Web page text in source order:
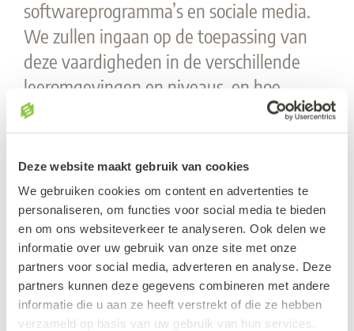
Deze website maakt gebruik van cookies
We gebruiken cookies om content en advertenties te
personaliseren, om functies voor social media te bieden
en om ons websiteverkeer te analyseren. Ook delen we
informatie over uw gebruik van onze site met onze
partners voor social media, adverteren en analyse. Deze
partners kunnen deze gegevens combineren met andere
informatie die u aan ze heeft verstrekt of die ze hebben
verzameld op basis van uw gebruik van hun services.
softwareprogramma’s en sociale media.
We zullen ingaan op de toepassing van
deze vaardigheden in de verschillende
leeromgevingen en niveaus, en hoe
deelnemers deze vaardigheden kunnen
aanpassen aan verschillende leerstijlen.
Deelnemers krijgen de mogelijkheid om
praktische oefeningen te doen en hun
vragen te stellen om hun begrip van
digitale vaardigheden te verbeteren en
hun vaardigheden te ontwikkelen om
effectief en efficiënt met digitale
technologieën om te gaan.